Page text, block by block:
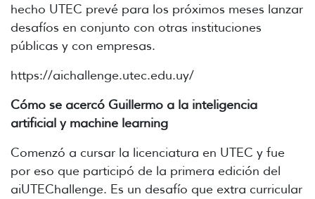
hecho UTEC prevé para los próximos meses lanzar
desafíos en conjunto con otras instituciones
públicas y con empresas.
https://aichallenge.utec.edu.uy/
Cómo se acercó Guillermo a la inteligencia
artificial y machine learning
Comenzó a cursar la licenciatura en UTEC y fue
por eso que participó de la primera edición del
aiUTEChallenge. Es un desafío que extra curricular